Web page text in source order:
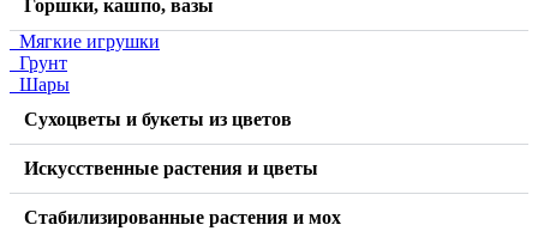
Горшки, кашпо, вазы
Мягкие игрушки
Грунт
Шары
Сухоцветы и букеты из цветов
Искусственные растения и цветы
Стабилизированные растения и мох